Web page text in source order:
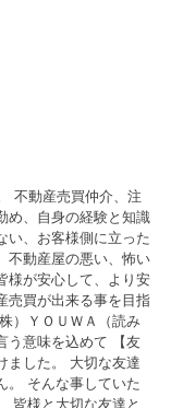
不動産売買仲介、注
め、自身の経験と知識
い、お客様側に立った
不動産屋の悪い、怖い
様が安心して、より安
売買が出来る事を目指
）ＹＯＵＷＡ（読み
う意味を込めて 【友
ました。 大切な友達
。 そんな事していた
皆様と大切な友達と